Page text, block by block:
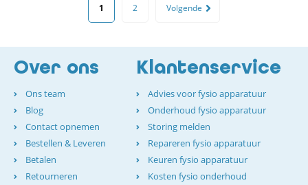
1 2 Volgende
Over ons
Ons team
Blog
Contact opnemen
Bestellen & Leveren
Betalen
Retourneren
Klantenservice
Advies voor fysio apparatuur
Onderhoud fysio apparatuur
Storing melden
Repareren fysio apparatuur
Keuren fysio apparatuur
Kosten fysio onderhoud